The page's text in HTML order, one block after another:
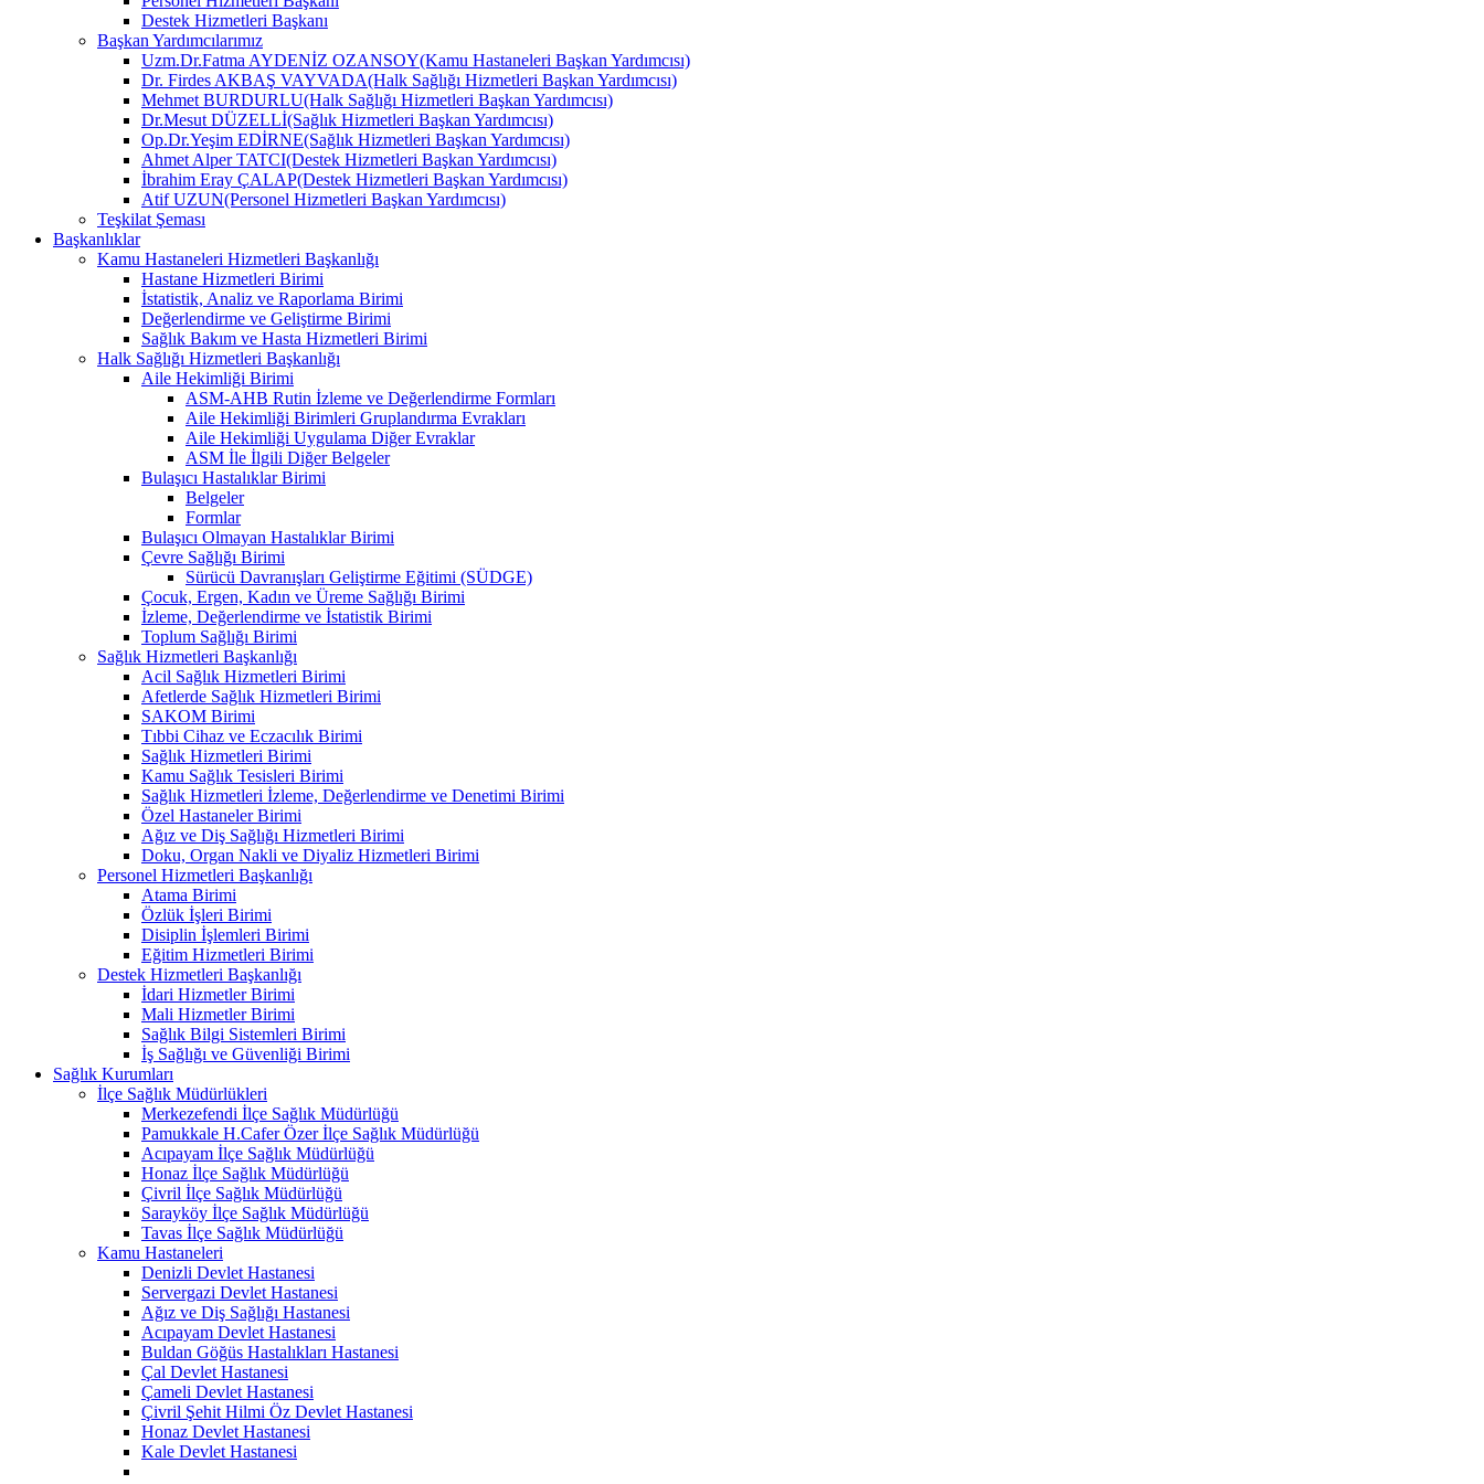
Destek Hizmetleri Başkanı
Başkan Yardımcılarımız
Uzm.Dr.Fatma AYDENİZ OZANSOY(Kamu Hastaneleri Başkan Yardımcısı)
Dr. Firdes AKBAŞ VAYVADA(Halk Sağlığı Hizmetleri Başkan Yardımcısı)
Mehmet BURDURLU(Halk Sağlığı Hizmetleri Başkan Yardımcısı)
Dr.Mesut DÜZELLİ(Sağlık Hizmetleri Başkan Yardımcısı)
Op.Dr.Yeşim EDİRNE(Sağlık Hizmetleri Başkan Yardımcısı)
Ahmet Alper TATCI(Destek Hizmetleri Başkan Yardımcısı)
İbrahim Eray ÇALAP(Destek Hizmetleri Başkan Yardımcısı)
Atif UZUN(Personel Hizmetleri Başkan Yardımcısı)
Teşkilat Şeması
Başkanlıklar
Kamu Hastaneleri Hizmetleri Başkanlığı
Hastane Hizmetleri Birimi
İstatistik, Analiz ve Raporlama Birimi
Değerlendirme ve Geliştirme Birimi
Sağlık Bakım ve Hasta Hizmetleri Birimi
Halk Sağlığı Hizmetleri Başkanlığı
Aile Hekimliği Birimi
ASM-AHB Rutin İzleme ve Değerlendirme Formları
Aile Hekimliği Birimleri Gruplandırma Evrakları
Aile Hekimliği Uygulama Diğer Evraklar
ASM İle İlgili Diğer Belgeler
Bulaşıcı Hastalıklar Birimi
Belgeler
Formlar
Bulaşıcı Olmayan Hastalıklar Birimi
Çevre Sağlığı Birimi
Sürücü Davranışları Geliştirme Eğitimi (SÜDGE)
Çocuk, Ergen, Kadın ve Üreme Sağlığı Birimi
İzleme, Değerlendirme ve İstatistik Birimi
Toplum Sağlığı Birimi
Sağlık Hizmetleri Başkanlığı
Acil Sağlık Hizmetleri Birimi
Afetlerde Sağlık Hizmetleri Birimi
SAKOM Birimi
Tıbbi Cihaz ve Eczacılık Birimi
Sağlık Hizmetleri Birimi
Kamu Sağlık Tesisleri Birimi
Sağlık Hizmetleri İzleme, Değerlendirme ve Denetimi Birimi
Özel Hastaneler Birimi
Ağız ve Diş Sağlığı Hizmetleri Birimi
Doku, Organ Nakli ve Diyaliz Hizmetleri Birimi
Personel Hizmetleri Başkanlığı
Atama Birimi
Özlük İşleri Birimi
Disiplin İşlemleri Birimi
Eğitim Hizmetleri Birimi
Destek Hizmetleri Başkanlığı
İdari Hizmetler Birimi
Mali Hizmetler Birimi
Sağlık Bilgi Sistemleri Birimi
İş Sağlığı ve Güvenliği Birimi
Sağlık Kurumları
İlçe Sağlık Müdürlükleri
Merkezefendi İlçe Sağlık Müdürlüğü
Pamukkale H.Cafer Özer İlçe Sağlık Müdürlüğü
Acıpayam İlçe Sağlık Müdürlüğü
Honaz İlçe Sağlık Müdürlüğü
Çivril İlçe Sağlık Müdürlüğü
Sarayköy İlçe Sağlık Müdürlüğü
Tavas İlçe Sağlık Müdürlüğü
Kamu Hastaneleri
Denizli Devlet Hastanesi
Servergazi Devlet Hastanesi
Ağız ve Diş Sağlığı Hastanesi
Acıpayam Devlet Hastanesi
Buldan Göğüs Hastalıkları Hastanesi
Çal Devlet Hastanesi
Çameli Devlet Hastanesi
Çivril Şehit Hilmi Öz Devlet Hastanesi
Honaz Devlet Hastanesi
Kale Devlet Hastanesi